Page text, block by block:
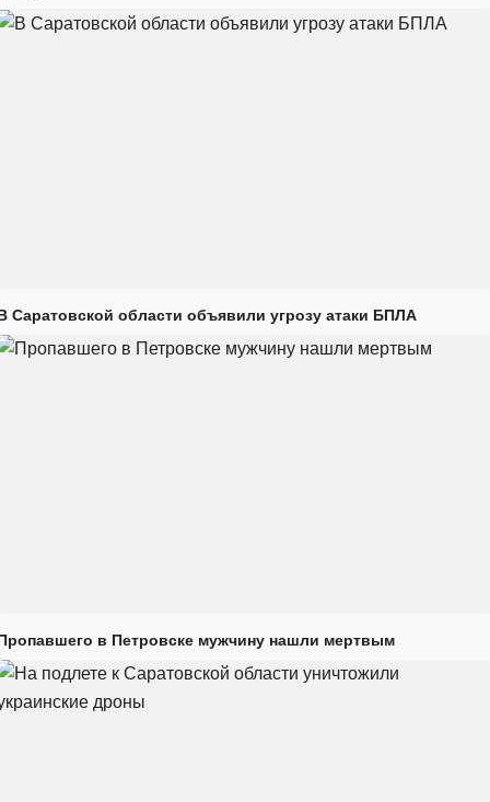
Саратовской области объявили угрозу атаки БПЛА
в Петровске мужчину нашли мертвым